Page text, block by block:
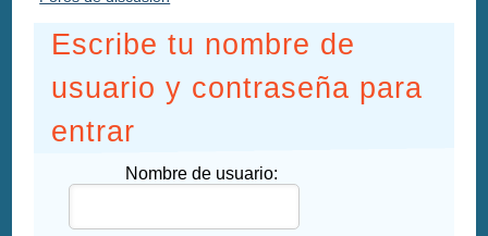
Escribe tu nombre de
usuario y contraseña para
entrar
Nombre de usuario: